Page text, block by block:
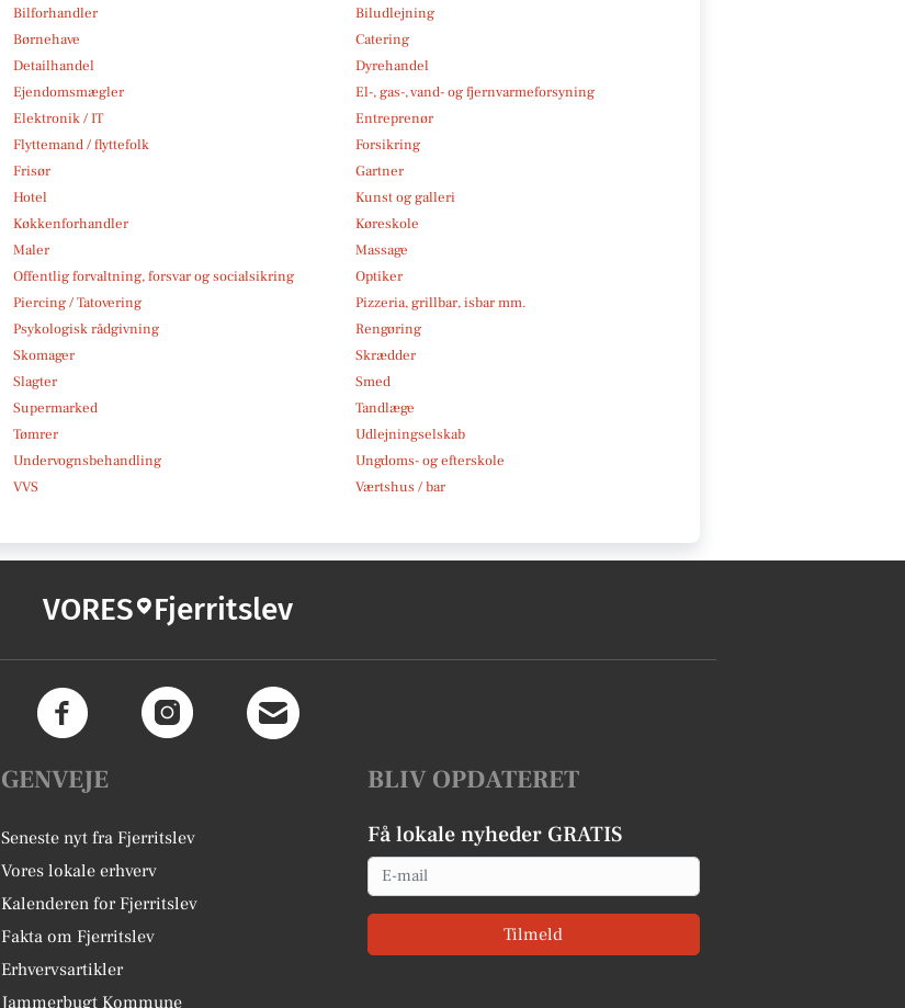
Bilforhandler
Biludlejning
Børnehave
Catering
Detailhandel
Dyrehandel
Ejendomsmægler
El-, gas-, vand- og fjernvarmeforsyning
Elektronik / IT
Entreprenør
Flyttemand / flyttefolk
Forsikring
Frisør
Gartner
Hotel
Kunst og galleri
Køkkenforhandler
Køreskole
Maler
Massage
Offentlig forvaltning, forsvar og socialsikring
Optiker
Piercing / Tatovering
Pizzeria, grillbar, isbar mm.
Psykologisk rådgivning
Rengøring
Skomager
Skrædder
Slagter
Smed
Supermarked
Tandlæge
Tømrer
Udlejningselskab
Undervognsbehandling
Ungdoms- og efterskole
VVS
Værtshus / bar
VORES Fjerritslev
GENVEJE
Seneste nyt fra Fjerritslev
Vores lokale erhverv
Kalenderen for Fjerritslev
Fakta om Fjerritslev
Erhvervsartikler
Jammerbugt Kommune
BLIV OPDATERET
Få lokale nyheder GRATIS
Email
Tilmeld